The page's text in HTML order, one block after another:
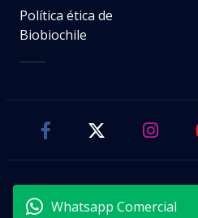
Política ética de
Biobiochile
Whatsapp Comercial